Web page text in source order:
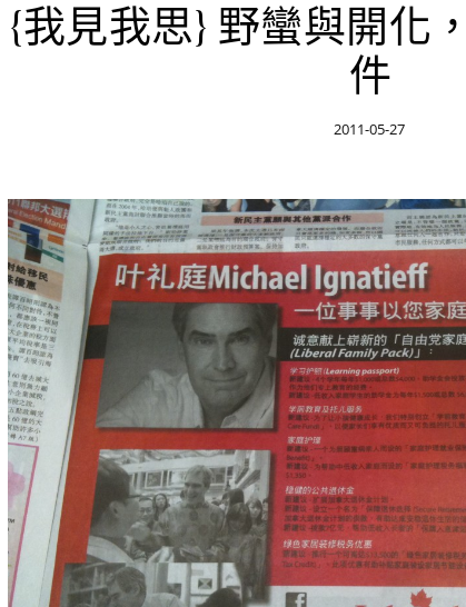
{我見我思} 野蠻與開化
件
2011-05-27